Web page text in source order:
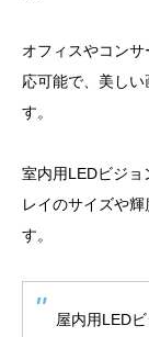
オフィスやコン
応可能で、美し
す。
室内用LEDビジ
レイのサイズや
す。
屋内用LED